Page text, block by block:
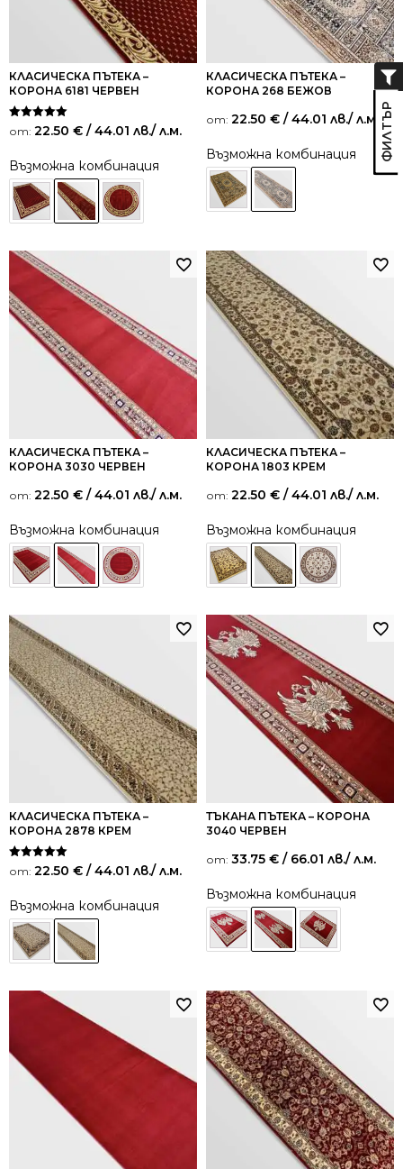
КЛАСИЧЕСКА ПЪТЕКА –
КОРОНА 6181 ЧЕРВЕН
Оценено на
5.00
от: 22.50 € / 44.01 лв./ л.м.
Възможна комбинация
КЛАСИЧЕСКА ПЪТЕКА –
КОРОНА 268 БЕЖОВ
от: 22.50 € / 44.01 лв./ л.м.
Възможна комбинация
КЛАСИЧЕСКА ПЪТЕКА –
КОРОНА 3030 ЧЕРВЕН
от: 22.50 € / 44.01 лв./ л.м.
Възможна комбинация
КЛАСИЧЕСКА ПЪТЕКА –
КОРОНА 1803 КРЕМ
от: 22.50 € / 44.01 лв./ л.м.
Възможна комбинация
КЛАСИЧЕСКА ПЪТЕКА –
КОРОНА 2878 КРЕМ
Оценено на
5.00
от: 22.50 € / 44.01 лв./ л.м.
Възможна комбинация
ТЪКАНА ПЪТЕКА – КОРОНА
3040 ЧЕРВЕН
от: 33.75 € / 66.01 лв./ л.м.
Възможна комбинация